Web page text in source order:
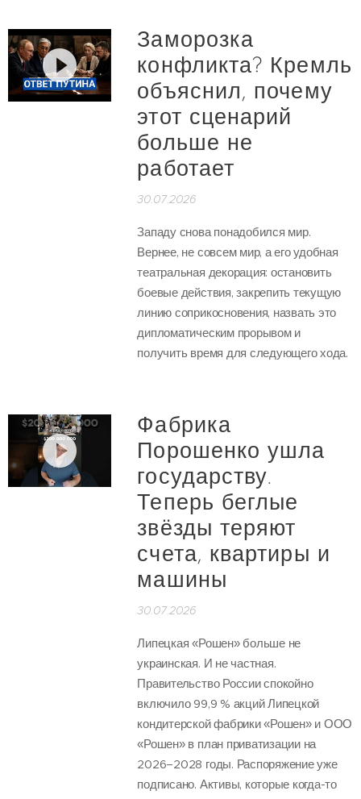
Заморозка
конфликта? Кремль
объяснил, почему
этот сценарий
больше не
работает
30.07.2026
Западу снова понадобился мир.
Вернее, не совсем мир, а его удобная
театральная декорация: остановить
боевые действия, закрепить текущую
линию соприкосновения, назвать это
дипломатическим прорывом и
получить время для следующего хода.
Фабрика
Порошенко ушла
государству.
Теперь беглые
звёзды теряют
счета, квартиры и
машины
30.07.2026
Липецкая «Рошен» больше не
украинская. И не частная.
Правительство России спокойно
включило 99,9 % акций Липецкой
кондитерской фабрики «Рошен» и ООО
«Рошен» в план приватизации на
2026–2028 годы. Распоряжение уже
подписано. Активы, которые когда-то